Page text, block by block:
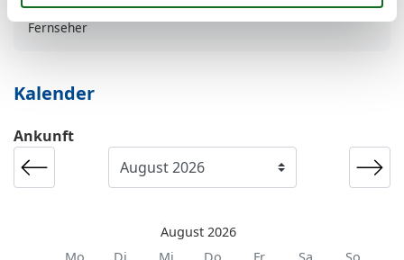
Wohn-/Schlafbereich
Fernseher
Kalender
Ankunft
August 2026